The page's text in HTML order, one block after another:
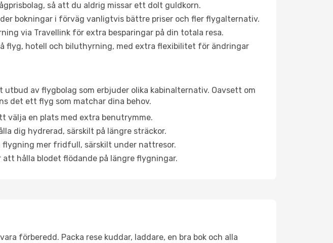
så att du aldrig missar ett dolt guldkorn.
bokningar i förväg vanligtvis bättre priser och fler flygalternativ.
via Travellink för extra besparingar på din totala resa.
flyg, hotell och biluthyrning, med extra flexibilitet för ändringar
av flygbolag som erbjuder olika kabinalternativ. Oavsett om
det ett flyg som matchar dina behov.
välja en plats med extra benutrymme.
dig hydrerad, särskilt på längre sträckor.
flygning mer fridfull, särskilt under nattresor.
hålla blodet flödande på längre flygningar.
förberedd. Packa rese kuddar, laddare, en bra bok och alla